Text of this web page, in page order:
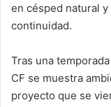
en césped natural
continuidad.
Tras una
CF se muestra
proyecto que se